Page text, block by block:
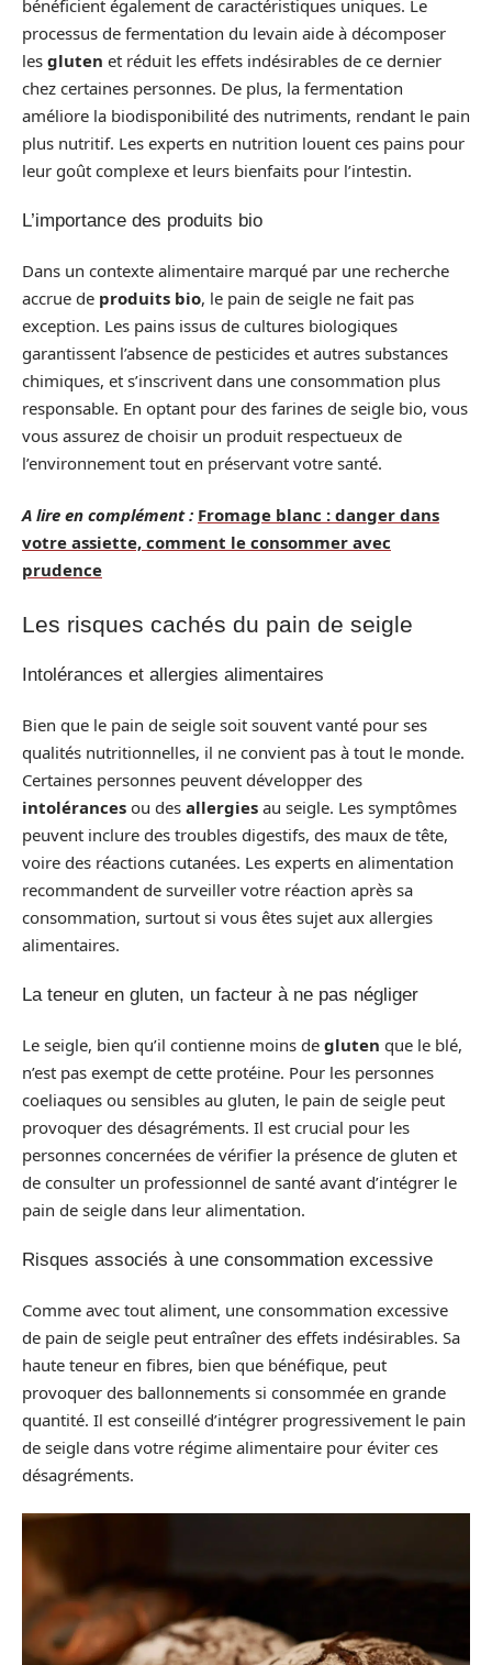
bénéficient également de caractéristiques uniques. Le
processus de fermentation du levain aide à décomposer
les gluten et réduit les effets indésirables de ce dernier
chez certaines personnes. De plus, la fermentation
améliore la biodisponibilité des nutriments, rendant le pain
plus nutritif. Les experts en nutrition louent ces pains pour
leur goût complexe et leurs bienfaits pour l’intestin.
L’importance des produits bio
Dans un contexte alimentaire marqué par une recherche
accrue de produits bio, le pain de seigle ne fait pas
exception. Les pains issus de cultures biologiques
garantissent l’absence de pesticides et autres substances
chimiques, et s’inscrivent dans une consommation plus
responsable. En optant pour des farines de seigle bio, vous
vous assurez de choisir un produit respectueux de
l’environnement tout en préservant votre santé.
A lire en complément : Fromage blanc : danger dans
votre assiette, comment le consommer avec
prudence
Les risques cachés du pain de seigle
Intolérances et allergies alimentaires
Bien que le pain de seigle soit souvent vanté pour ses
qualités nutritionnelles, il ne convient pas à tout le monde.
Certaines personnes peuvent développer des
intolérances ou des allergies au seigle. Les symptômes
peuvent inclure des troubles digestifs, des maux de tête,
voire des réactions cutanées. Les experts en alimentation
recommandent de surveiller votre réaction après sa
consommation, surtout si vous êtes sujet aux allergies
alimentaires.
La teneur en gluten, un facteur à ne pas négliger
Le seigle, bien qu’il contienne moins de gluten que le blé,
n’est pas exempt de cette protéine. Pour les personnes
coeliaques ou sensibles au gluten, le pain de seigle peut
provoquer des désagréments. Il est crucial pour les
personnes concernées de vérifier la présence de gluten et
de consulter un professionnel de santé avant d’intégrer le
pain de seigle dans leur alimentation.
Risques associés à une consommation excessive
Comme avec tout aliment, une consommation excessive
de pain de seigle peut entraîner des effets indésirables. Sa
haute teneur en fibres, bien que bénéfique, peut
provoquer des ballonnements si consommée en grande
quantité. Il est conseillé d’intégrer progressivement le pain
de seigle dans votre régime alimentaire pour éviter ces
désagréments.